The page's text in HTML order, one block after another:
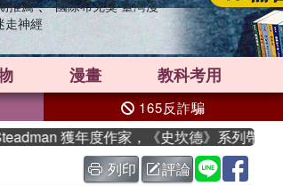
推薦 、 國際布克獎 臺灣漫
走神經
漫畫 教科考用
165反詐騙
獲年度作家，《史坎德》系列帶你踏上
列印 評論